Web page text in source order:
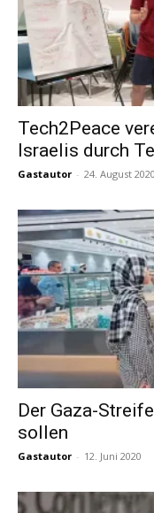
Tech2Peace
Israelis durch
Gastautor - 24. August 2020
Der Gaza-
sollen
Gastautor - 12. Juni 2020